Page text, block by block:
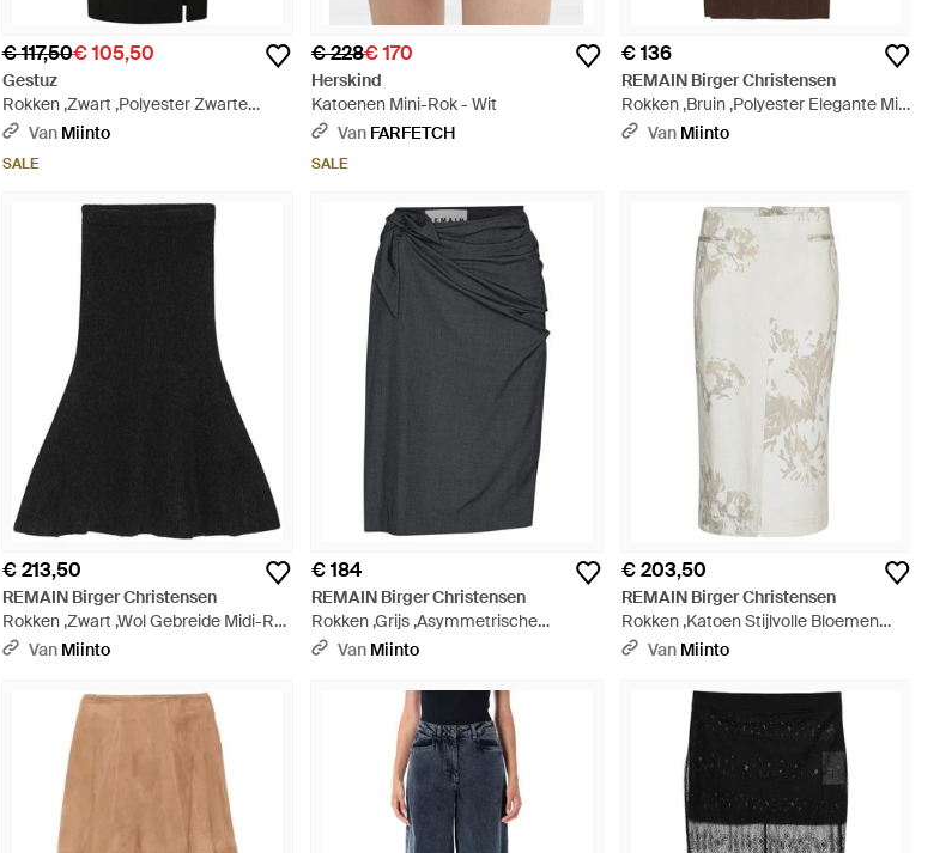
€ 117,50€ 105,50
Gestuz
Rokken ,Zwart ,Polyester Zwarte
Lange Rok Met Hoge Split - Zwart
Van Miinto
SALE
€ 228€ 170
Herskind
Katoenen Mini-Rok - Wit
Van FARFETCH
SALE
€ 136
REMAIN Birger Christensen
Rokken ,Bruin ,Polyester Elegante Midi
Potlood Rok - Bruin
Van Miinto
€ 213,50
REMAIN Birger Christensen
Rokken ,Zwart ,Wol Gebreide Midi-Rok
- Zwart
Van Miinto
€ 184
REMAIN Birger Christensen
Rokken ,Grijs ,Asymmetrische
Knoopdetail Midi Rok - Grijs
Van Miinto
€ 203,50
REMAIN Birger Christensen
Rokken ,Katoen Stijlvolle Bloemen
Midi Rok - Grijs
Van Miinto